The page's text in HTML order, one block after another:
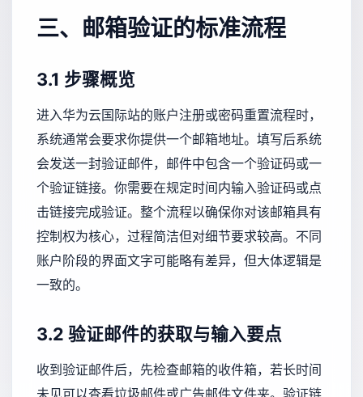
三、邮箱验证的标准流程
3.1 步骤概览
进入华为云国际站的账户注册或密码重置流程时，
系统通常会要求你提供一个邮箱地址。填写后系统
会发送一封验证邮件，邮件中包含一个验证码或一
个验证链接。你需要在规定时间内输入验证码或点
击链接完成验证。整个流程以确保你对该邮箱具有
控制权为核心，过程简洁但对细节要求较高。不同
账户阶段的界面文字可能略有差异，但大体逻辑是
一致的。
3.2 验证邮件的获取与输入要点
收到验证邮件后，先检查邮箱的收件箱，若长时间
未见可以查看垃圾邮件或广告邮件文件夹。验证链